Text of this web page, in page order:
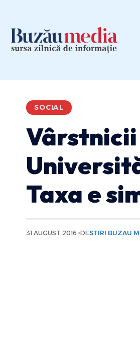
SOCIAL
Vârstnicii
Taxa e
31 AUGUST 2016 DESTIRI BUZAU